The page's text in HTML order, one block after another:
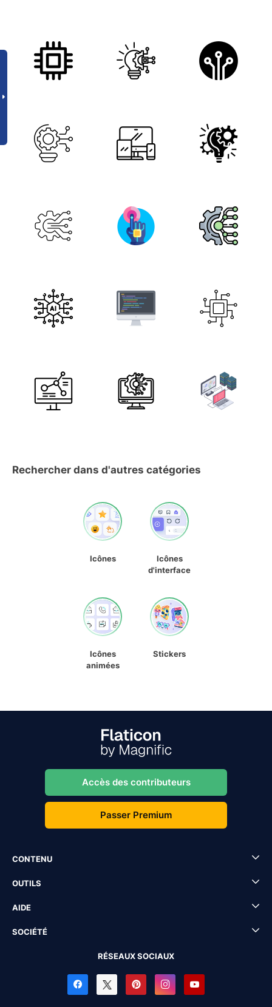
Rechercher dans d'autres catégories
Icônes
Icônes
d'interface
Icônes
animées
Stickers
Accès des contributeurs
Passer Premium
CONTENU
OUTILS
AIDE
SOCIÉTÉ
RÉSEAUX SOCIAUX